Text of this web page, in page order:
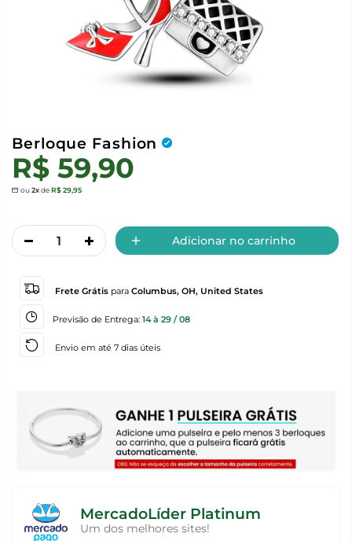
Berloque Fashion
R$ 59,90
ou2xdeR$ 29,95
Adicionar no carrinho
Frete Grátis para Columbus, OH, United States
Previsão de Entrega: 14 à 29 / 08
Envio em até 7 dias úteis
MercadoLíder Platinum
Um dos melhores sites!